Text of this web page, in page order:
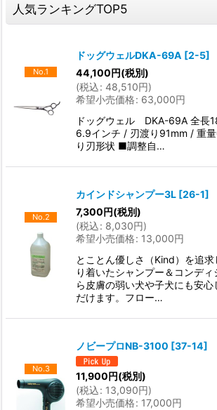
人気ランキングTOP5
No.1
ドッグウェルDKA-69A [2-5]
44,100円(税別)
(税込: 48,510円)
希望小売価格: 63,000円
ドッグウェル DKA-69A 全長
6.9インチ / 刃渡り91mm / 重
り刃形状 ■調整自…
No.2
カインドシャンプー3L [26-1]
7,300円(税別)
(税込: 8,030円)
希望小売価格: 13,000円
とことん優しさ（Kind）を追
り着いたシャンプー＆コンデ
ら皮膚の弱い犬や子犬にも安心
だけます。フロー…
No.3
ノビープロNB-3100 [37-14]
11,900円(税別)
(税込: 13,090円)
希望小売価格: 17,000円